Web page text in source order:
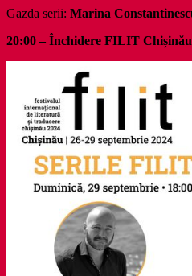
Gazda serii: Marina
20:00 – Închidere FILIT